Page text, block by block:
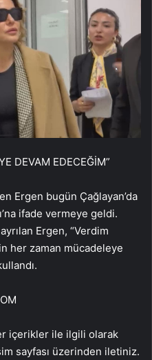
DEVAM EDECEĞİM”
Ergen bugün Çağlayan’da
ifade vermeye geldi.
Ergen, “Verdim
her zaman mücadeleye
içerikler ile ilgili olarak
sayfası üzerinden iletiniz.